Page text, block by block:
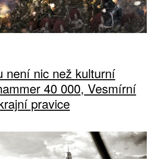
není nic než kulturní
40 000, Vesmírní
pravice